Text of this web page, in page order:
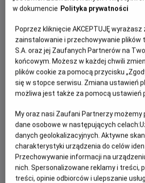
Start:26.06.2026, godz. 23.00;Meta:
Zagramy kolejno:
RYTUAŁ LILY( PREMIERA!)
LALKA( PRZEDPREMIERA!)
KRWAWE POLOWANIE(
POŚWIĘCENI
Będzie to wyjątkowa, pełna grozy
przekonani, że jeszcze długo po
będziecie mogli zasnąć. Czy jesteście
FILMY WYDARZENIA
w dokumencie Polityka prywatności
Poprzez kliknięcie AKCEPTUJĘ wyrażasz
zainstalowanie i przechowywanie plików
S.A. oraz jej Zaufanych Partnerów na
końcowym. Możesz w każdej chwili
plików cookie za pomocą przycisku
się w stopce serwisu. Zmiana ustawień
możliwa jest także za pomocą ustawień
My oraz nasi Zaufani Partnerzy
dane osobowe w następujących celach:
danych geolokalizacyjnych. Aktywne
charakterystyki urządzenia do celów
Przechowywanie informacji na
nich. Spersonalizowane reklamy i treści,
treści, opinie odbiorców i ulepszanie